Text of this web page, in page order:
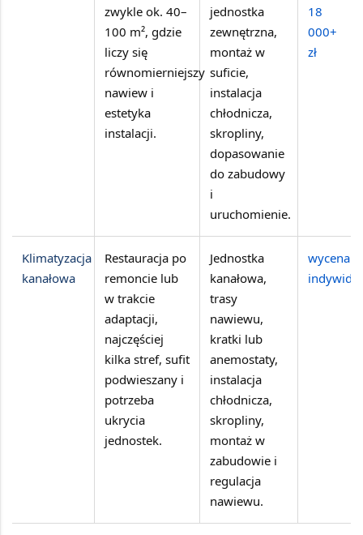
zwykle ok. 40–
100 m², gdzie
liczy się
równomierniejszy
nawiew i
estetyka
instalacji.
jednostka
zewnętrzna,
montaż w
suficie,
instalacja
chłodnicza,
skropliny,
dopasowanie
do zabudowy
i
uruchomienie.
18
000+
zł
Klimatyzacja
kanałowa
Restauracja po
remoncie lub
w trakcie
adaptacji,
najczęściej
kilka stref, sufit
podwieszany i
potrzeba
ukrycia
jednostek.
Jednostka
kanałowa,
trasy
nawiewu,
kratki lub
anemostaty,
instalacja
chłodnicza,
skropliny,
montaż w
zabudowie i
regulacja
nawiewu.
wycena